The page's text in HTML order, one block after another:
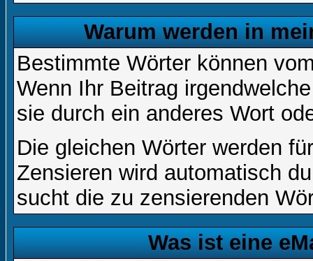
Warum werden in
Bestimmte Wörter können
Wenn Ihr Beitrag
sie durch ein anderes Wort
Die gleichen Wörter werden
Zensieren wird automatisch
sucht die zu zensierenden
Was ist eine